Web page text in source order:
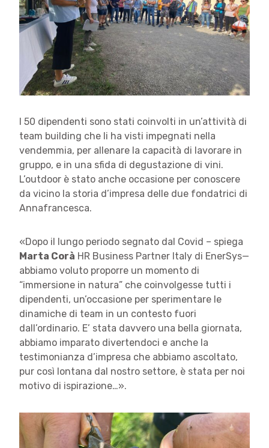
I 50 dipendenti sono stati coinvolti in un’attività di
team building che li ha visti impegnati nella
vendemmia, per allenare la capacità di lavorare in
gruppo, e in una sfida di degustazione di vini.
L’outdoor è stato anche occasione per conoscere
da vicino la storia d’impresa delle due fondatrici di
Annafrancesca.
«Dopo il lungo periodo segnato dal Covid – spiega
Marta Corà HR Business Partner Italy di EnerSys—
abbiamo voluto proporre un momento di
“immersione in natura” che coinvolgesse tutti i
dipendenti, un’occasione per sperimentare le
dinamiche di team in un contesto fuori
dall’ordinario. E’ stata davvero una bella giornata,
abbiamo imparato divertendoci e anche la
testimonianza d’impresa che abbiamo ascoltato,
pur così lontana dal nostro settore, è stata per noi
motivo di ispirazione…».